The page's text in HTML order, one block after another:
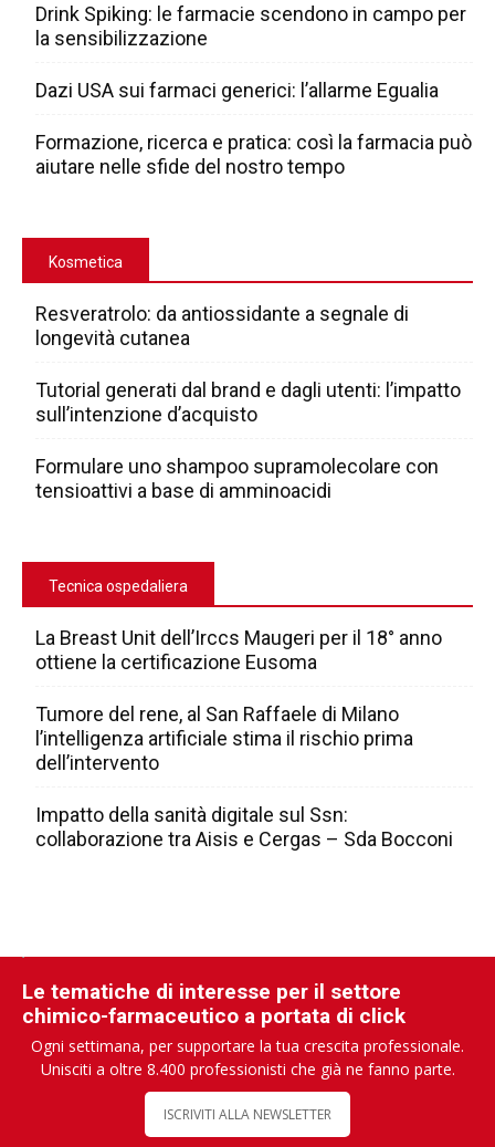
Drink Spiking: le farmacie scendono in campo per
la sensibilizzazione
Dazi USA sui farmaci generici: l’allarme Egualia
Formazione, ricerca e pratica: così la farmacia può
aiutare nelle sfide del nostro tempo
Kosmetica
Resveratrolo: da antiossidante a segnale di
longevità cutanea
Tutorial generati dal brand e dagli utenti: l’impatto
sull’intenzione d’acquisto
Formulare uno shampoo supramolecolare con
tensioattivi a base di amminoacidi
Tecnica ospedaliera
La Breast Unit dell’Irccs Maugeri per il 18° anno
ottiene la certificazione Eusoma
Tumore del rene, al San Raffaele di Milano
l’intelligenza artificiale stima il rischio prima
dell’intervento
Impatto della sanità digitale sul Ssn:
collaborazione tra Aisis e Cergas – Sda Bocconi
Le tematiche di interesse per il settore
chimico-farmaceutico a portata di click
Ogni settimana, per supportare la tua crescita professionale.
Unisciti a oltre 8.400 professionisti che già ne fanno parte.
ISCRIVITI ALLA NEWSLETTER